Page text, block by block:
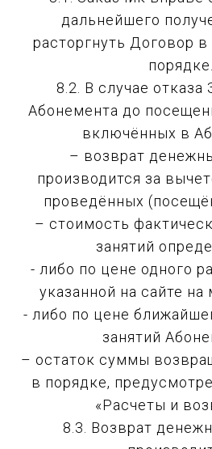
дальнейшего
расторгнуть Договор
порядке.
8.2. В случае отказа
Абонемента до
включённых в
– возврат
производится за
проведённых
– стоимость
занятий
- либо по цене одного
указанной на сайте на
- либо по цене
занятий
– остаток суммы
в порядке,
«Расчеты и
8.3. Возврат